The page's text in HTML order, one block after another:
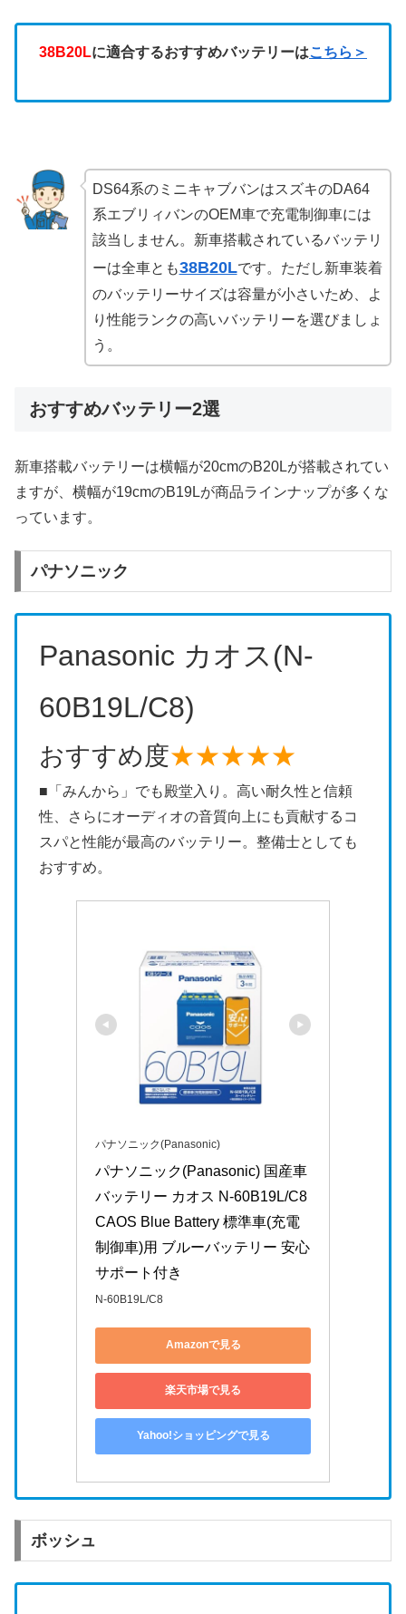
38B20Lに適合するおすすめバッテリーはこちら＞
DS64系のミニキャブバンはスズキのDA64
系エブリィバンのOEM車で充電制御車には
該当しません。新車搭載されているバッテリ
ーは全車とも38B20Lです。ただし新車装着
のバッテリーサイズは容量が小さいため、よ
り性能ランクの高いバッテリーを選びましょ
う。
おすすめバッテリー2選
新車搭載バッテリーは横幅が20cmのB20Lが搭載されてい
ますが、横幅が19cmのB19Lが商品ラインナップが多くな
っています。
パナソニック
Panasonic カオス(N-
60B19L/C8)
おすすめ度★★★★★
■「みんから」でも殿堂入り。高い耐久性と信頼
性、さらにオーディオの音質向上にも貢献するコ
スパと性能が最高のバッテリー。整備士としても
おすすめ。
パナソニック(Panasonic)
パナソニック(Panasonic) 国産車
バッテリー カオス N-60B19L/C8
CAOS Blue Battery 標準車(充電
制御車)用 ブルーバッテリー 安心
サポート付き
N-60B19L/C8
Amazonで見る
楽天市場で見る
Yahoo!ショッピングで見る
ボッシュ